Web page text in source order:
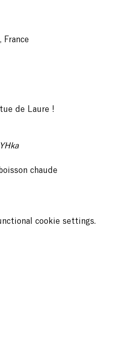
France
de Laure !
chaude
cookie settings.